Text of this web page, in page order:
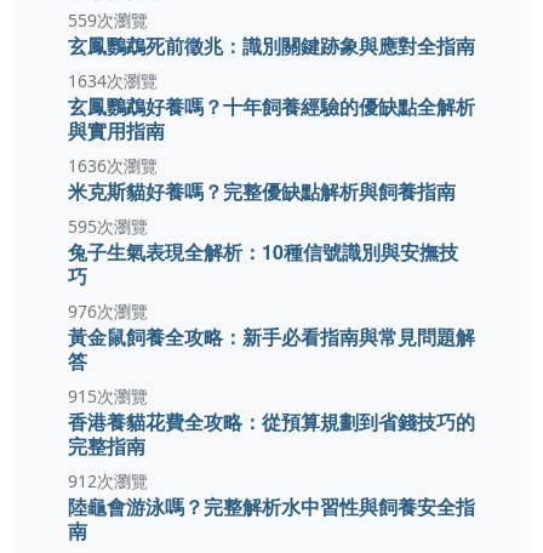
559次瀏覽
玄鳳鸚鵡死前徵兆：識別關鍵跡象與應對全指南
1634次瀏覽
玄鳳鸚鵡好養嗎？十年飼養經驗的優缺點全解析
與實用指南
1636次瀏覽
米克斯貓好養嗎？完整優缺點解析與飼養指南
595次瀏覽
兔子生氣表現全解析：10種信號識別與安撫技
巧
976次瀏覽
黃金鼠飼養全攻略：新手必看指南與常見問題解
答
915次瀏覽
香港養貓花費全攻略：從預算規劃到省錢技巧的
完整指南
912次瀏覽
陸龜會游泳嗎？完整解析水中習性與飼養安全指
南